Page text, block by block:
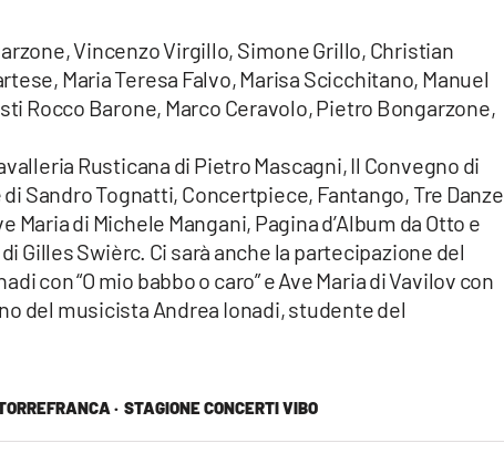
· STAGIONE CONCERTI VIBO
Vincenzo Virgillo, Simone Grillo, Christian
Maria Teresa Falvo, Marisa Scicchitano, Manuel
Rocco Barone, Marco Ceravolo, Pietro Bongarzone,
Rusticana di Pietro Mascagni, Il Convegno di
Sandro Tognatti, Concertpiece, Fantango, Tre Danze
di Michele Mangani, Pagina d’Album da Otto e
Gilles Swièrc. Ci sarà anche la partecipazione del
con “O mio babbo o caro” e Ave Maria di Vavilov con
del musicista Andrea Ionadi, studente del